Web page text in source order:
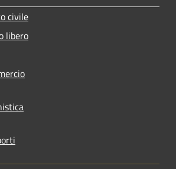
civile
libero